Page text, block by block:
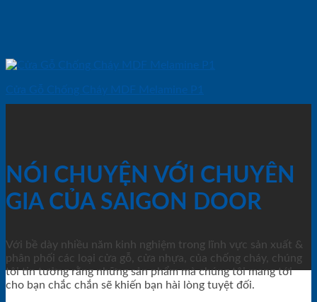
Cửa Gỗ Chống Cháy MDF Melamine P1
NÓI CHUYỆN VỚI CHUYÊN
GIA CỦA SAIGON DOOR
Với bề dày nhiều năm kinh nghiệm trong lĩnh vực sản xuất &
phân phối các loại cửa gỗ, cửa nhựa, của chống cháy, chúng
tôi tin tưởng rằng những sản phẩm mà chúng tôi mang tới
cho bạn chắc chắn sẽ khiến bạn hài lòng tuyệt đối.